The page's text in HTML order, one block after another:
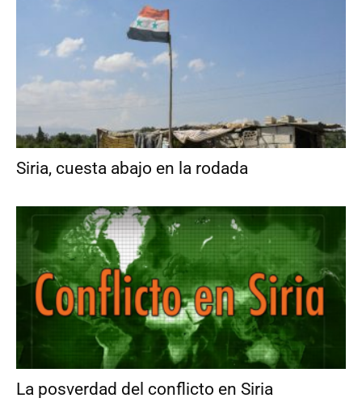
Siria, cuesta abajo en la rodada
La posverdad del conflicto en Siria